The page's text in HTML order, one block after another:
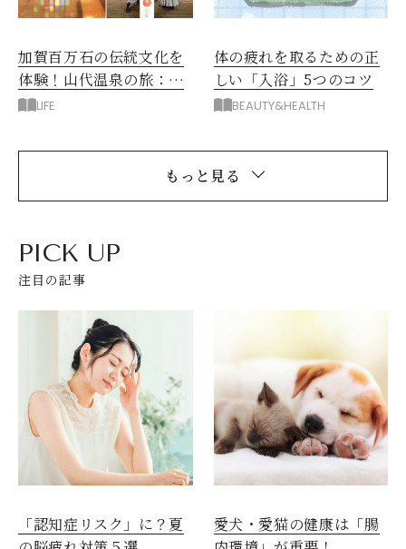
加賀百万石の伝統文化を
体験！山代温泉の旅：石
川県
LIFE
体の疲れを取るための正
しい「入浴」5つのコツ
BEAUTY&HEALTH
もっと見る
PICK UP
注目の記事
「認知症リスク」に？夏
愛犬・愛猫の健康は「腸